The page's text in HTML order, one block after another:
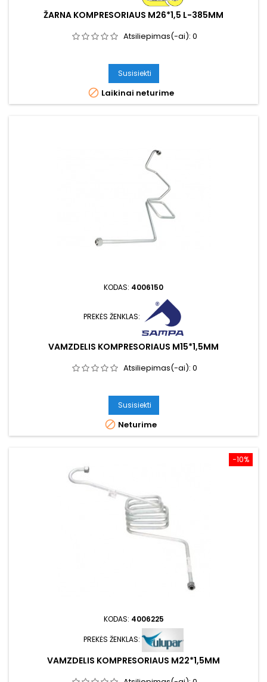
ŽARNA KOMPRESORIAUS M26*1,5 L-385MM
Atsiliepimas(-ai): 0
Susisiekti
 Laikinai neturime
KODAS: 4006150
PREKĖS ŽENKLAS:
VAMZDELIS KOMPRESORIAUS M15*1,5MM
Atsiliepimas(-ai): 0
Susisiekti
 Neturime
−10%
KODAS: 4006225
PREKĖS ŽENKLAS:
VAMZDELIS KOMPRESORIAUS M22*1,5MM